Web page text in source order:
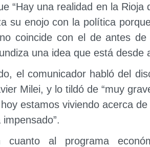
“Hay una realidad en la
su enojo con la política
coincide con el de antes
una idea que está desde
el comunicador habló del
Milei, y lo tildó de “muy
estamos viviendo acerca
cuanto al programa